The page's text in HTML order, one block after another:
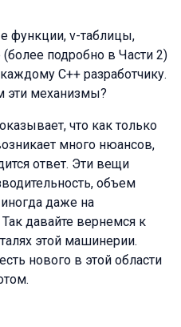
функции, v-таблицы,
подробно в Части 2)
C++ разработчику.
эти механизмы?
что как только
много нюансов,
ответ. Эти вещи
объем
даже на
давайте вернемся к
этой машинерии.
нового в этой области